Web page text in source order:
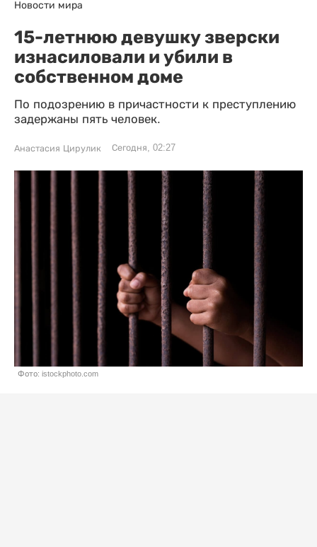
Новости мира
15-летнюю девушку зверски
изнасиловали и убили в
собственном доме
По подозрению в причастности к преступлению
задержаны пять человек.
Анастасия Цирулик Сегодня, 02:27
Фото: istockphoto.com